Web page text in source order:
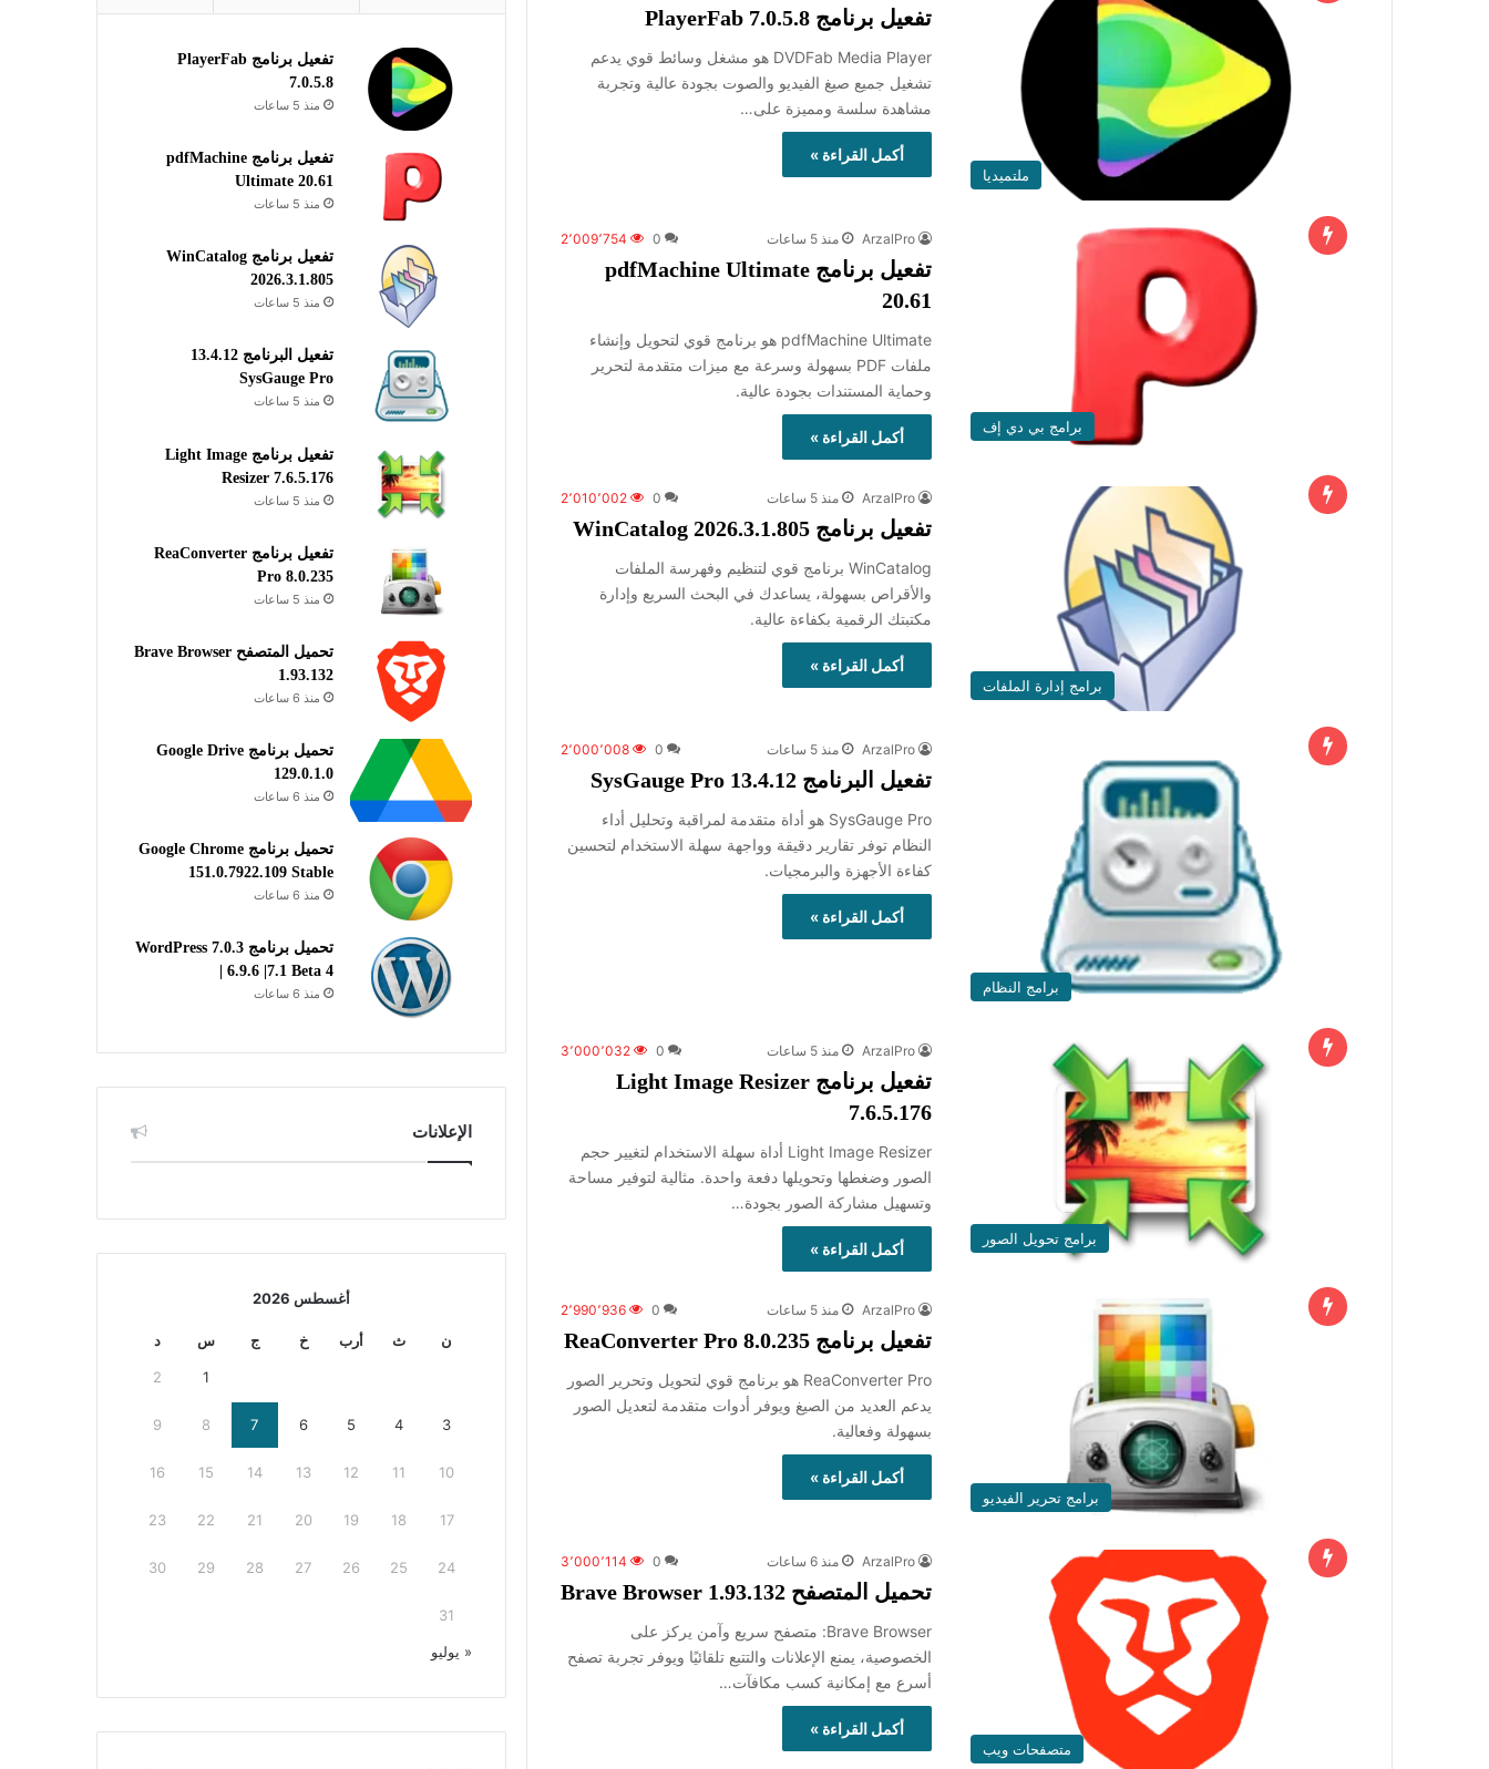
ملتميديا
تفعيل برنامج PlayerFab 7.0.5.8
DVDFab Media Player هو مشغل وسائط قوي يدعم
تشغيل جميع صيغ الفيديو والصوت بجودة عالية وتجربة
مشاهدة سلسة ومميزة على…
أكمل القراءة »
برامج بي دي إف
ArzalPro منذ 5 ساعات 0 2٬009٬754
تفعيل برنامج pdfMachine Ultimate
20.61
pdfMachine Ultimate هو برنامج قوي لتحويل وإنشاء
ملفات PDF بسهولة وسرعة مع ميزات متقدمة لتحرير
وحماية المستندات بجودة عالية.
أكمل القراءة »
برامج إدارة الملفات
ArzalPro منذ 5 ساعات 0 2٬010٬002
تفعيل برنامج WinCatalog 2026.3.1.805
WinCatalog برنامج قوي لتنظيم وفهرسة الملفات
والأقراص بسهولة، يساعدك في البحث السريع وإدارة
مكتبتك الرقمية بكفاءة عالية.
أكمل القراءة »
برامج النظام
ArzalPro منذ 5 ساعات 0 2٬000٬008
تفعيل البرنامج 13.4.12 SysGauge Pro
SysGauge Pro هو أداة متقدمة لمراقبة وتحليل أداء
النظام توفر تقارير دقيقة وواجهة سهلة الاستخدام لتحسين
كفاءة الأجهزة والبرمجيات.
أكمل القراءة »
برامج تحويل الصور
ArzalPro منذ 5 ساعات 0 3٬000٬032
تفعيل برنامج Light Image Resizer
7.6.5.176
‏Light Image Resizer أداة سهلة الاستخدام لتغيير حجم
الصور وضغطها وتحويلها دفعة واحدة. مثالية لتوفير مساحة
وتسهيل مشاركة الصور بجودة…
أكمل القراءة »
برامج تحرير الفيديو
ArzalPro منذ 5 ساعات 0 2٬990٬936
تفعيل برنامج ReaConverter Pro 8.0.235
ReaConverter Pro هو برنامج قوي لتحويل وتحرير الصور
يدعم العديد من الصيغ ويوفر أدوات متقدمة لتعديل الصور
بسهولة وفعالية.
أكمل القراءة »
متصفحات ويب
ArzalPro منذ 6 ساعات 0 3٬000٬114
تحميل المتصفح Brave Browser 1.93.132
‏Brave Browser: متصفح سريع وآمن يركز على
الخصوصية، يمنع الإعلانات والتتبع تلقائيًا ويوفر تجربة تصفح
أسرع مع إمكانية كسب مكافآت…
أكمل القراءة »
تفعيل برنامج PlayerFab
7.0.5.8
منذ 5 ساعات
تفعيل برنامج pdfMachine
Ultimate 20.61
منذ 5 ساعات
تفعيل برنامج WinCatalog
2026.3.1.805
منذ 5 ساعات
تفعيل البرنامج 13.4.12
SysGauge Pro
منذ 5 ساعات
تفعيل برنامج Light Image
Resizer 7.6.5.176
منذ 5 ساعات
تفعيل برنامج ReaConverter
Pro 8.0.235
منذ 5 ساعات
تحميل المتصفح Brave Browser
1.93.132
منذ 6 ساعات
تحميل برنامج Google Drive
129.0.1.0
منذ 6 ساعات
تحميل برنامج Google Chrome
151.0.7922.109 Stable
منذ 6 ساعات
تحميل برنامج WordPress 7.0.3
| 6.9.6 |7.1 Beta 4
منذ 6 ساعات
الإعلانات
أغسطس 2026
ن ث أرب خ ج س د
1
2
3
4
5
6
7
8
9
10
11
12
13
14
15
16
17
18
19
20
21
22
23
24
25
26
27
28
29
30
31
« يوليو